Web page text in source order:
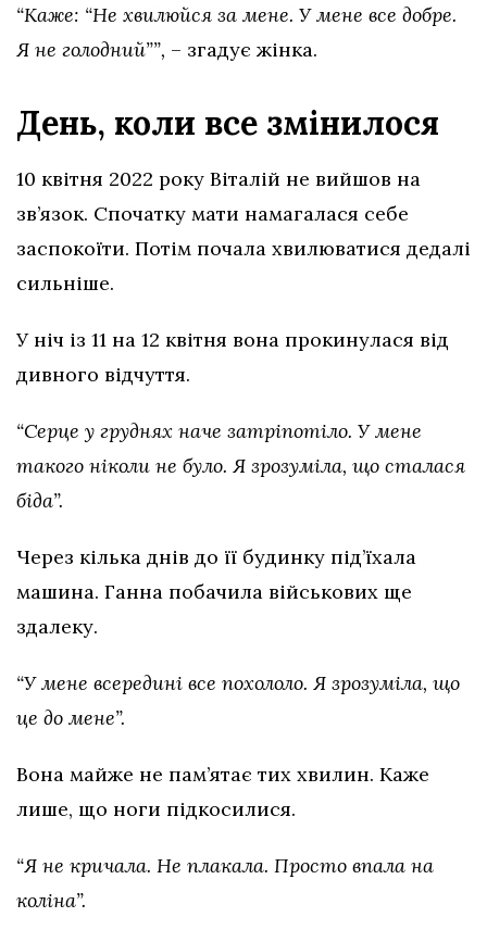
“Каже: “Не хвилюйся за мене. У мене все добре.
Я не голодний””, – згадує жінка.
День, коли все змінилося
10 квітня 2022 року Віталій не вийшов на
зв’язок. Спочатку мати намагалася себе
заспокоїти. Потім почала хвилюватися дедалі
сильніше.
У ніч із 11 на 12 квітня вона прокинулася від
дивного відчуття.
“Серце у груднях наче затріпотіло. У мене
такого ніколи не було. Я зрозуміла, що сталася
біда”.
Через кілька днів до її будинку під’їхала
машина. Ганна побачила військових ще
здалеку.
“У мене всередині все похололо. Я зрозуміла, що
це до мене”.
Вона майже не пам’ятає тих хвилин. Каже
лише, що ноги підкосилися.
“Я не кричала. Не плакала. Просто впала на
коліна”.